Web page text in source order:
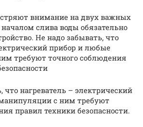
внимание на двух важных
слива воды обязательно
Не надо забывать, что
прибор и любые
требуют точного соблюдения
что нагреватель – электрический
с ним требуют
правил техники безопасности.